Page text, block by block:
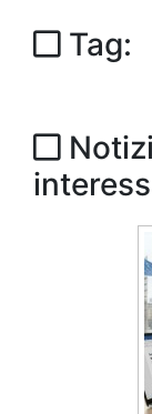
Tag: